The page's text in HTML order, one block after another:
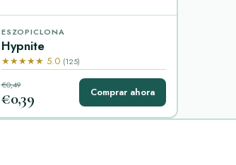
ESZOPICLONA
Hypnite
★★★★★ 5.0 (125)
€0,49
€0,39 Comprar ahora